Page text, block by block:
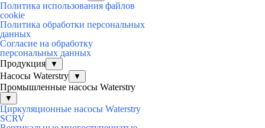
Политика использования файлов
cookie
Политика обработки персональных
данных
Согласие на обработку
персональных данных
Продукция
▼
Насосы Waterstry ▼
Промышленные насосы Waterstry
▼
Циркуляционные насосы Waterstry
SCRV